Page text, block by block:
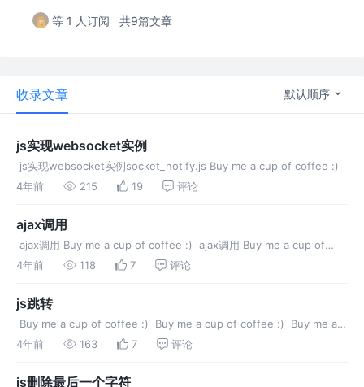
种屏幕分辨率，合适的动效设计，给用户带来极高的用户体
验。核心技术HTML、CSS、JavaScript，Typescript
等 1 人订阅 共9篇文章
收录文章 默认顺序
js实现websocket实例
​ js实现websocket实例socket_notify.js Buy me a cup of coffee :) ​
4年前
215 19 评论
ajax调用
​ ajax调用 Buy me a cup of coffee :) ​​ ajax调用 Buy me a cup of
coffee :) ​​ ajax调用 Buy me a cup of cof
4年前 118 7 评论
js跳转
​ Buy me a cup of coffee :) ​​ Buy me a cup of coffee :) ​​ Buy me a
cup of coffee :) ​​ Buy me a cu
4年前 163 7 评论
js删除最后一个字符